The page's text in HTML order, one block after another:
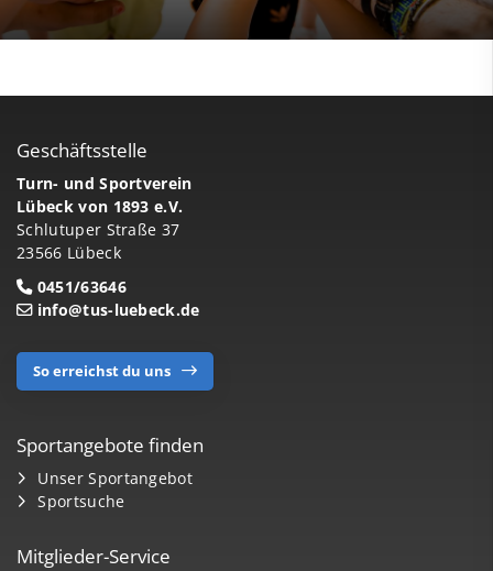
Geschäftsstelle
Turn- und Sportverein
Lübeck von 1893 e.V.
Schlutuper Straße 37
23566 Lübeck
0451/63646
info@tus-luebeck.de
So erreichst du uns
Sportangebote finden
Unser Sportangebot
Sportsuche
Mitglieder-Service